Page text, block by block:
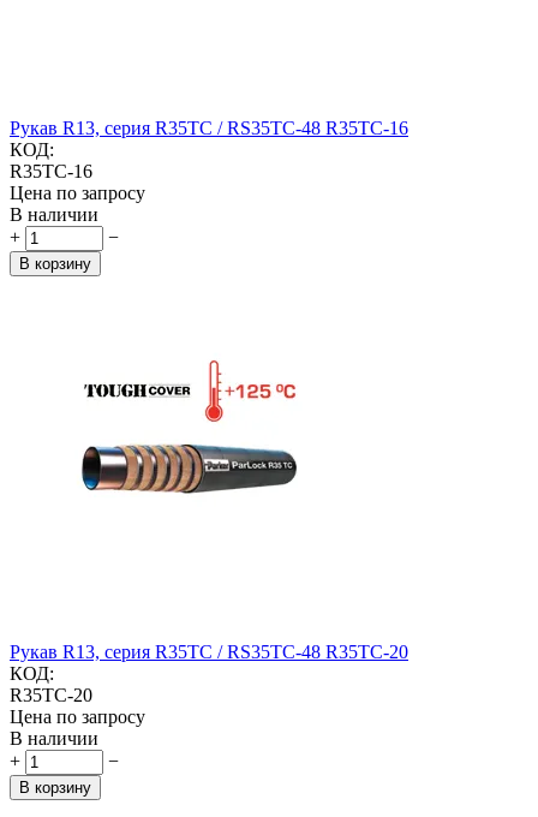
Рукав R13, серия R35TC / RS35TC-48 R35TC-16
КОД:
R35TC-16
Цена по запросу
В наличии
+
−
В корзину
Рукав R13, серия R35TC / RS35TC-48 R35TC-20
КОД:
R35TC-20
Цена по запросу
В наличии
+
−
В корзину